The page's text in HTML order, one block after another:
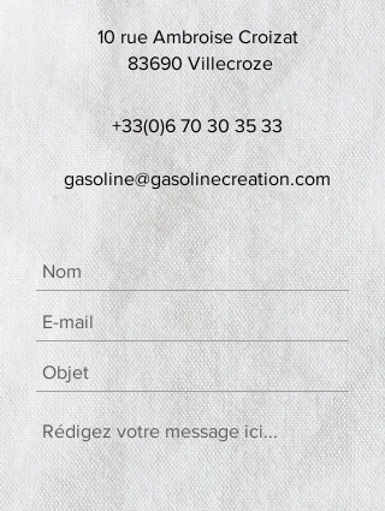
10 rue Ambroise Croizat
83690 Villecroze
+33(0)6 70 30 35 33
gasoline@gasolinecreation.com